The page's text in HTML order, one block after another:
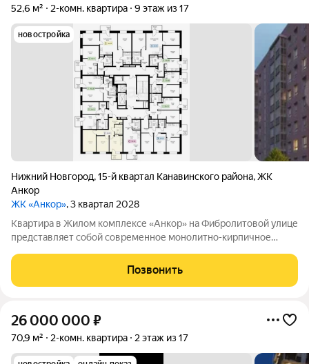
52,6 м² 2-комн. квартира 9 этаж из 17
новостройка
Нижний Новгород,15-й квартал Канавинского района,ЖК
Анкор
ЖК «Анкор», 3 квартал 2028
Квартира в Жилом комплексе «Анкор» на Фибролитовой улице
представляет собой современное монолитно-кирпичное
планировка с эффективным использованием пространства и
панорамным остеклением,
Позвонить
26 000 000 ₽
70,9 м² 2-комн. квартира 2 этаж из 17